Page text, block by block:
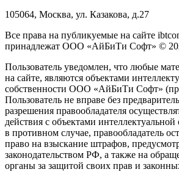
105064, Москва, ул. Казакова, д.27
Все права на публикуемые на сайте
принадлежат ООО «АйБиТи Софт» ©
Пользователь уведомлен, что любые
на сайте, являются объектами
собственности ООО «АйБиТи Софт»
Пользователь не вправе без
разрешения правообладателя
действия с объектами интеллектуальной
в противном случае, правообладатель
право на взыскание штрафов,
законодательством РФ, а также на
органы за защитой своих прав и